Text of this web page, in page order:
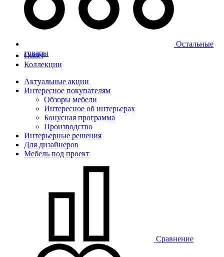
Остальные
товары
Outlet
Коллекции
Актуальные акции
Интересное покупателям
Обзоры мебели
Интересное об интерьерах
Бонусная программа
Производство
Интерьерные решения
Для дизайнеров
Мебель под проект
Сравнение